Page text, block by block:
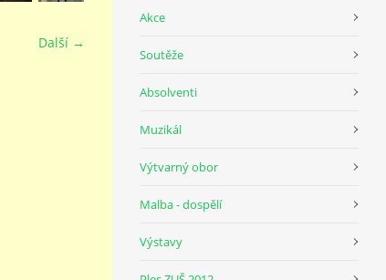
Další →
Akce
Soutěže
Absolventi
Muzikál
Výtvarný obor
Malba - dospělí
Výstavy